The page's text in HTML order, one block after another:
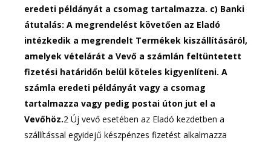
eredeti példányát a csomag tartalmazza. c) Banki
átutalás: A megrendelést követően az Eladó
intézkedik a megrendelt Termékek kiszállításáról,
amelyek vételárát a Vevő a számlán feltüntetett
fizetési határidőn belül köteles kigyenlíteni. A
számla eredeti példányát vagy a csomag
tartalmazza vagy pedig postai úton jut el a
Vevőhöz.2 Új vevő esetében az Eladó kezdetben a
szállítással egyidejű készpénzes fizetést alkalmazza